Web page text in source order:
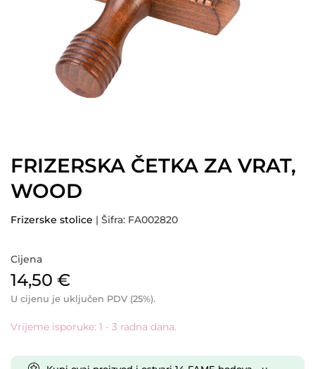
FRIZERSKA ČETKA ZA VRAT,
WOOD
Frizerske stolice | Šifra: FA002820
Cijena
14,50 €
U cijenu je uključen PDV (25%).
Vrijeme isporuke: 1 - 3 radna dana.